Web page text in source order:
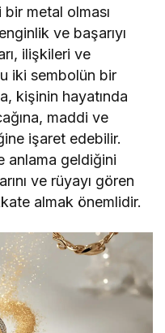
metal olması
ve başarıyı
ilişkileri ve
iki sembolün bir
kişinin hayatında
maddi ve
işaret edebilir.
anlama geldiğini
ve rüyayı gören
almak önemlidir.